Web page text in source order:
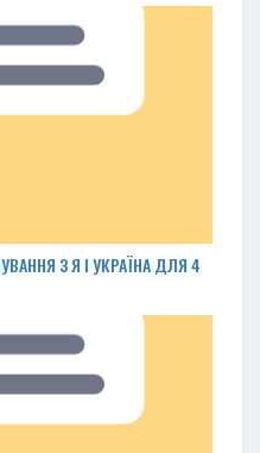
З Я І УКРАЇНА ДЛЯ 4